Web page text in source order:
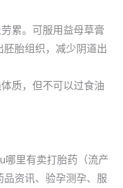
累。可服用益母草膏
胎组织，减少阴道出
质，但不可以过食油
哪里有卖打胎药（流产
资讯、验孕测孕、服